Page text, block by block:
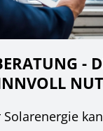
-
Solarenergie